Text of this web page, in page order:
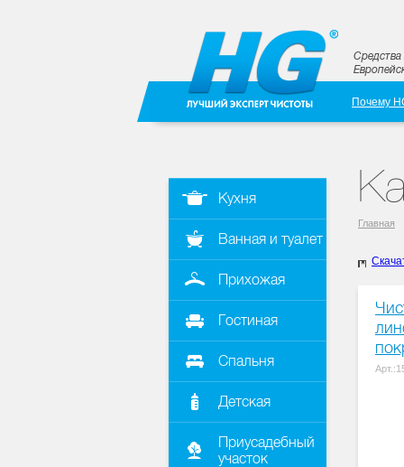
Почему
Кухня
Ванная и туалет
Прихожая
Гостиная
Спальня
Детская
Приусадебный
участок
Главная